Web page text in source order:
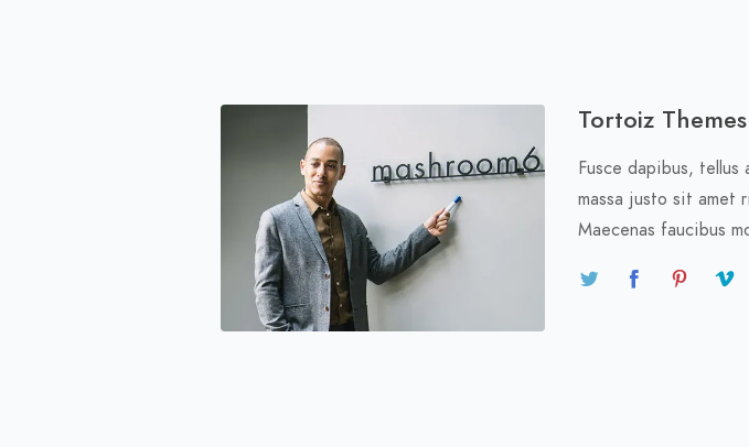
Tortoiz Themes
Fusce dapibus, tellus
massa justo sit amet
Maecenas faucibus